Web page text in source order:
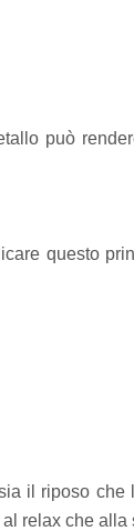
può
questo
il riposo che
relax che